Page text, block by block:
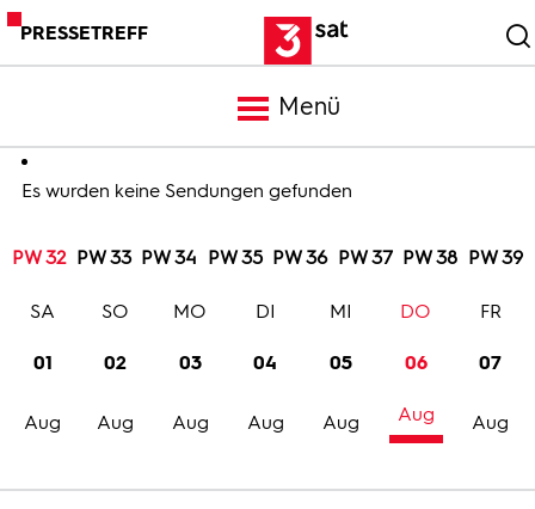
PRESSETREFF
Menü
Meldungen
Programm
Trailer
Bilder
Es wurden keine Sendungen gefunden
PW 32 PW 33 PW 34 PW 35 PW 36 PW 37 PW 38 PW 39
01
Aug
SA
02
Aug
SO
03
Aug
MO
04
Aug
DI
05
Aug
MI
06
Aug
DO
07
Aug
FR